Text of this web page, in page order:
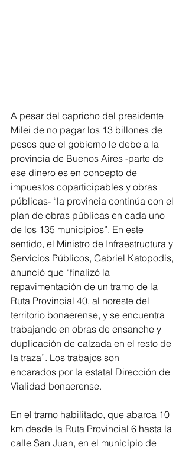
A pesar del capricho del presidente
Milei de no pagar los 13 billones de
pesos que el gobierno le debe a la
provincia de Buenos Aires -parte de
ese dinero es en concepto de
impuestos coparticipables y obras
públicas- “la provincia continúa con el
plan de obras públicas en cada uno
de los 135 municipios”. En este
sentido, el Ministro de Infraestructura y
Servicios Públicos, Gabriel Katopodis,
anunció que “finalizó la
repavimentación de un tramo de la
Ruta Provincial 40, al noreste del
territorio bonaerense, y se encuentra
trabajando en obras de ensanche y
duplicación de calzada en el resto de
la traza”. Los trabajos son
encarados por la estatal Dirección de
Vialidad bonaerense.
En el tramo habilitado, que abarca 10
km desde la Ruta Provincial 6 hasta la
calle San Juan, en el municipio de